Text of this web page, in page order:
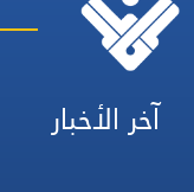
آخر الأخبار